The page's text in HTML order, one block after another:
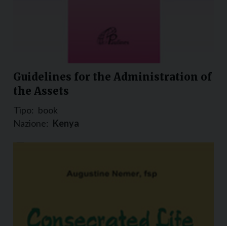
Guidelines for the Administration of
the Assets
Tipo: book
Nazione: Kenya